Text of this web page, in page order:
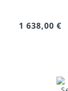
1 638,00 €